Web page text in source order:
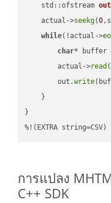
std::ofstream out
    actual->
seekg(0
while(!actual->
char* buffer
        actual->
read
        out.
write
    }
}
%!(EXTRA string=CSV)
การแปลง
C++ SDK